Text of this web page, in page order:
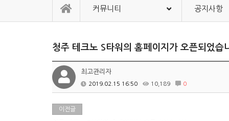
커뮤니티 공지사항
청주 테크노 S타워의 홈페이지가 오픈되었습
최고관리자
2019.02.15 16:50 10,189 0
이전글